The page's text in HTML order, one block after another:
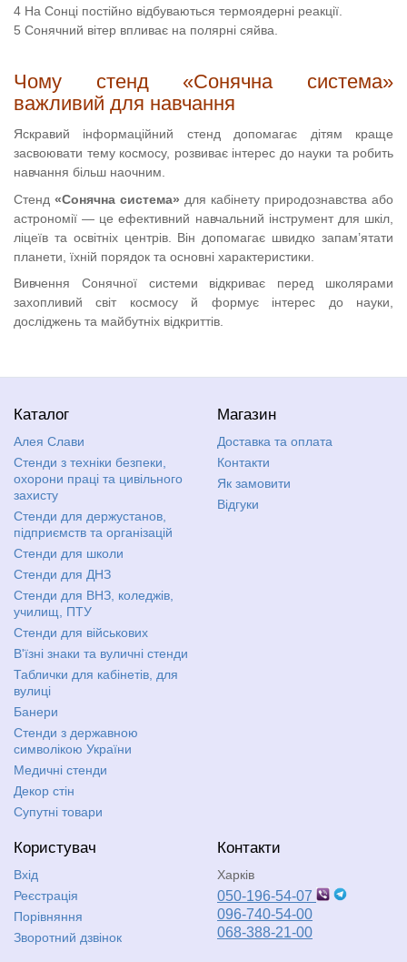
На Сонці постійно відбуваються термоядерні реакції.
Сонячний вітер впливає на полярні сяйва.
Чому стенд «Сонячна система»
важливий для навчання
Яскравий інформаційний стенд допомагає дітям краще
засвоювати тему космосу, розвиває інтерес до науки та робить
навчання більш наочним.
Стенд «Сонячна система» для кабінету природознавства або
астрономії — це ефективний навчальний інструмент для шкіл,
ліцеїв та освітніх центрів. Він допомагає швидко запам’ятати
планети, їхній порядок та основні характеристики.
Вивчення Сонячної системи відкриває перед школярами
захопливий світ космосу й формує інтерес до науки,
досліджень та майбутніх відкриттів.
Каталог
Алея Слави
Стенди з техніки безпеки,
охорони праці та цивільного
захисту
Стенди для держустанов,
підприємств та організацій
Стенди для школи
Стенди для ДНЗ
Стенди для ВНЗ, коледжів,
училищ, ПТУ
Стенди для військових
В'їзні знаки та вуличні стенди
Таблички для кабінетів, для
вулиці
Банери
Стенди з державною
символікою України
Медичні стенди
Декор стін
Супутні товари
Магазин
Доставка та оплата
Контакти
Як замовити
Відгуки
Користувач
Вхід
Реєстрація
Порівняння
Зворотний дзвінок
Контакти
Харків
050-196-54-07
096-740-54-00
068-388-21-00